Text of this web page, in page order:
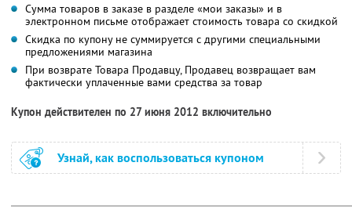
Сумма товаров в заказе в разделе «мои заказы» и в
электронном письме отображает стоимость товара со скидкой
Скидка по купону не суммируется с другими специальными
предложениями магазина
При возврате Товара Продавцу, Продавец возвращает вам
фактически уплаченные вами средства за товар
Купон действителен по 27 июня 2012 включительно
Узнай, как воспользоваться купоном